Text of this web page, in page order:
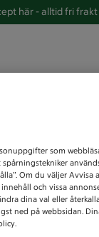
här -alltid fri frakt
som
Om du väljer Avvisa
och vissa
dina val eller
ned på webbsidan.